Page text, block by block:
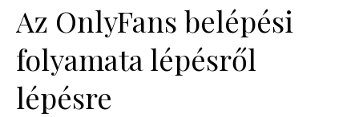
Az OnlyFans belépési
folyamata lépésről
lépésre